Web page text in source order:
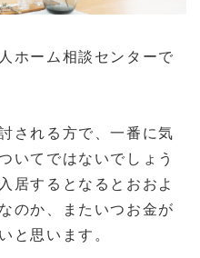
ホーム相談センターで
される方で、一番に気
いてではないでしょう
居するとなるとおおよ
のか、またいつお金が
と思います。